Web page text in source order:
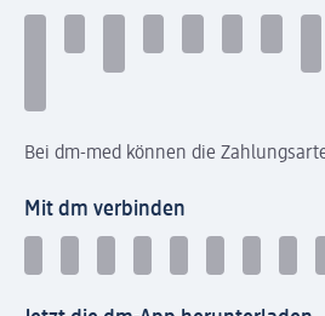
Bei dm-med können die
Mit dm verbinden